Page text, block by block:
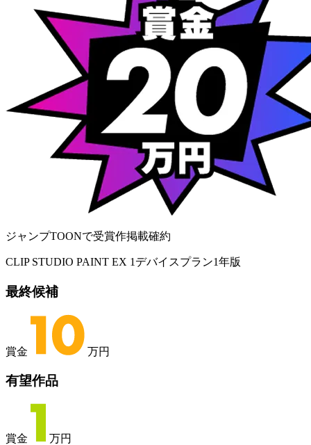
ジャンプTOONで受賞作掲載確約
CLIP STUDIO PAINT EX 1デバイスプラン1年版
最終候補
賞金 万円
有望作品
賞金 万円